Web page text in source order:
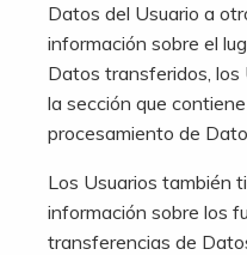
Datos del Usuario a
información sobre el
Datos transferidos, los
la sección que
procesamiento de
Los Usuarios también
información sobre los
transferencias de